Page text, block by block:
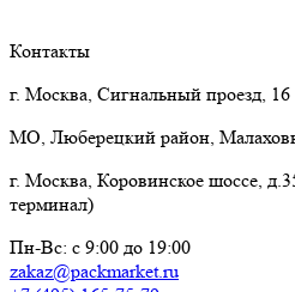
Контакты
г. Москва, Сигнальный проезд, 16
МО, Люберецкий район,
г. Москва, Коровинское шоссе,
терминал)
Пн-Вс: с 9:00 до 19:00
zakaz@packmarket.ru